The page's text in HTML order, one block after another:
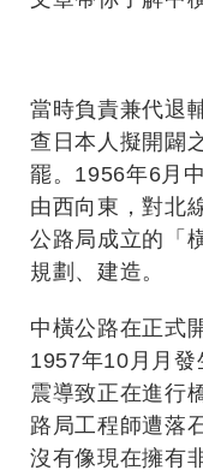
當時負責兼代退
查日本人擬開闢
罷。1956年6月
由西向東，對北
公路局成立的「
規劃、建造。
中橫公路在正式
1957年10月月
震導致正在進行
路局工程師遭落
沒有像現在擁有